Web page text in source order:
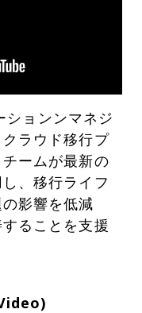
ョンンマネジ
ラウド移行プ
ームが最新の
、移行ライフ
影響を低減
ることを支援